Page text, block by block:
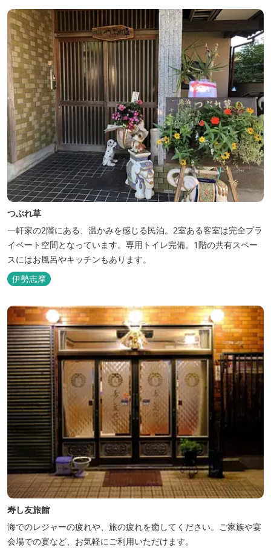
つぶれ草
一軒家の2階にある、温かみを感じる民泊。2室ある客室は完全プラ
イベート空間となっています。専用トイレ完備。1階の共有スペー
スにはお風呂やキッチンもあります。
伊勢志摩
寿し友旅館
海でのレジャーの疲れや、旅の疲れを癒してください。ご家族や宴
会場での宴など、お気軽にご利用いただけます。